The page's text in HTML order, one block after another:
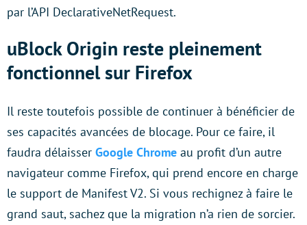
par l’API DeclarativeNetRequest.
uBlock Origin reste pleinement
fonctionnel sur Firefox
Il reste toutefois possible de continuer à bénéficier de
ses capacités avancées de blocage. Pour ce faire, il
faudra délaisser Google Chrome au profit d’un autre
navigateur comme Firefox, qui prend encore en charge
le support de Manifest V2. Si vous rechignez à faire le
grand saut, sachez que la migration n’a rien de sorcier.